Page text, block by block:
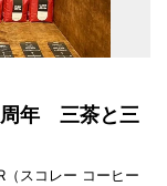
周年 三茶と三
（スコレー コーヒー